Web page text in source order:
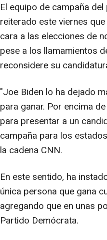
El equipo de campaña
reiterado este viernes
cara a las elecciones de
pese a los llamamientos
reconsidere su
"Joe Biden lo ha dejado
para ganar. Por encima
para presentar a un
campaña para los
la cadena CNN.
En este sentido, ha
única persona que gana
agregando que en unas
Partido Demócrata.